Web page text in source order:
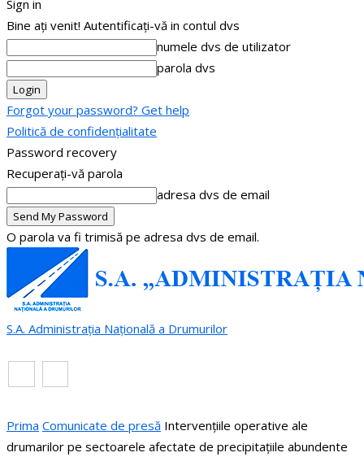
Sign in
Bine ați venit! Autentificați-vă in contul dvs
numele dvs de utilizator
parola dvs
Forgot your password? Get help
Politică de confidențialitate
Password recovery
Recuperați-vă parola
adresa dvs de email
O parola va fi trimisă pe adresa dvs de email.
S.A. Administrația Națională a Drumurilor
Prima Comunicate de presă Intervențiile operative ale
drumarilor pe sectoarele afectate de precipitațiile abundente